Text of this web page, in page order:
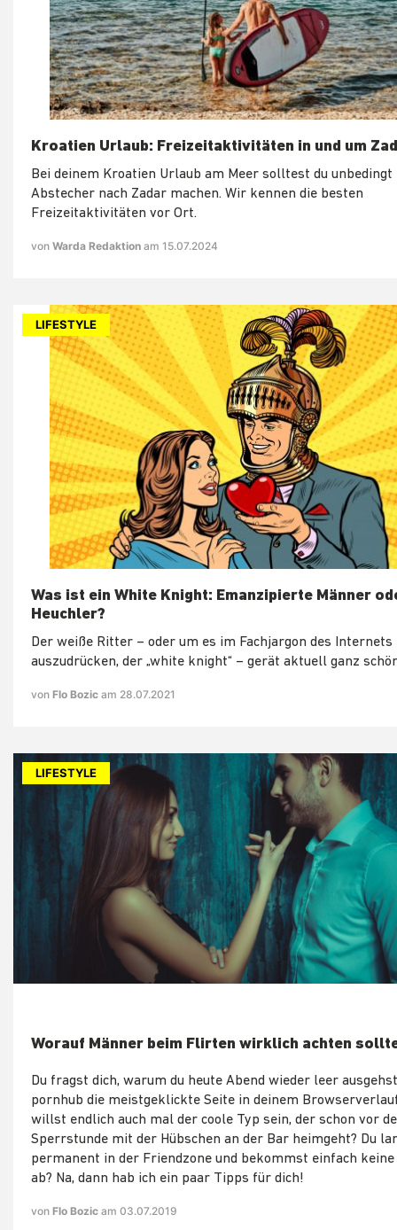
Kroatien Urlaub: Freizeitaktivitäten in und um
Bei deinem Kroatien Urlaub am Meer solltest du unbedingt
Abstecher nach Zadar machen. Wir kennen die besten
Freizeitaktivitäten vor Ort.
von Warda Redaktion am 15.07.2024
LIFESTYLE
Was ist ein White Knight: Emanzipierte Männer
Heuchler?
Der weiße Ritter – oder um es im Fachjargon des Internets
auszudrücken, der „white knight“ – gerät aktuell ganz
von Flo Bozic am 28.07.2021
LIFESTYLE
Worauf Männer beim Flirten wirklich achten
Du fragst dich, warum du heute Abend wieder leer
pornhub die meistgeklickte Seite in deinem
willst endlich auch mal der coole Typ sein, der schon vor
Sperrstunde mit der Hübschen an der Bar heimgeht? Du
permanent in der Friendzone und bekommst einfach keine
ab? Na, dann hab ich ein paar Tipps für dich!
von Flo Bozic am 03.07.2019